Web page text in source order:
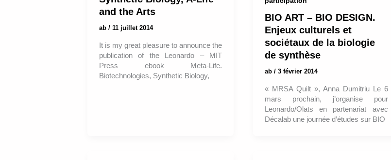
and the Arts
ab / 11 juillet 2014
It is my great pleasure to announce the
publication of the Leonardo – MIT
Press ebook Meta-Life.
Biotechnologies, Synthetic Biology,
BIO ART – BIO DESIGN.
Enjeux culturels et
sociétaux de la biologie
de synthèse
ab/3 février 2014
« MRSA Quilt », Anna Dumitriu Le 6
mars prochain, j’organise pour
Leonardo/Olats en partenariat avec
Décalab une journée d’études sur BIO